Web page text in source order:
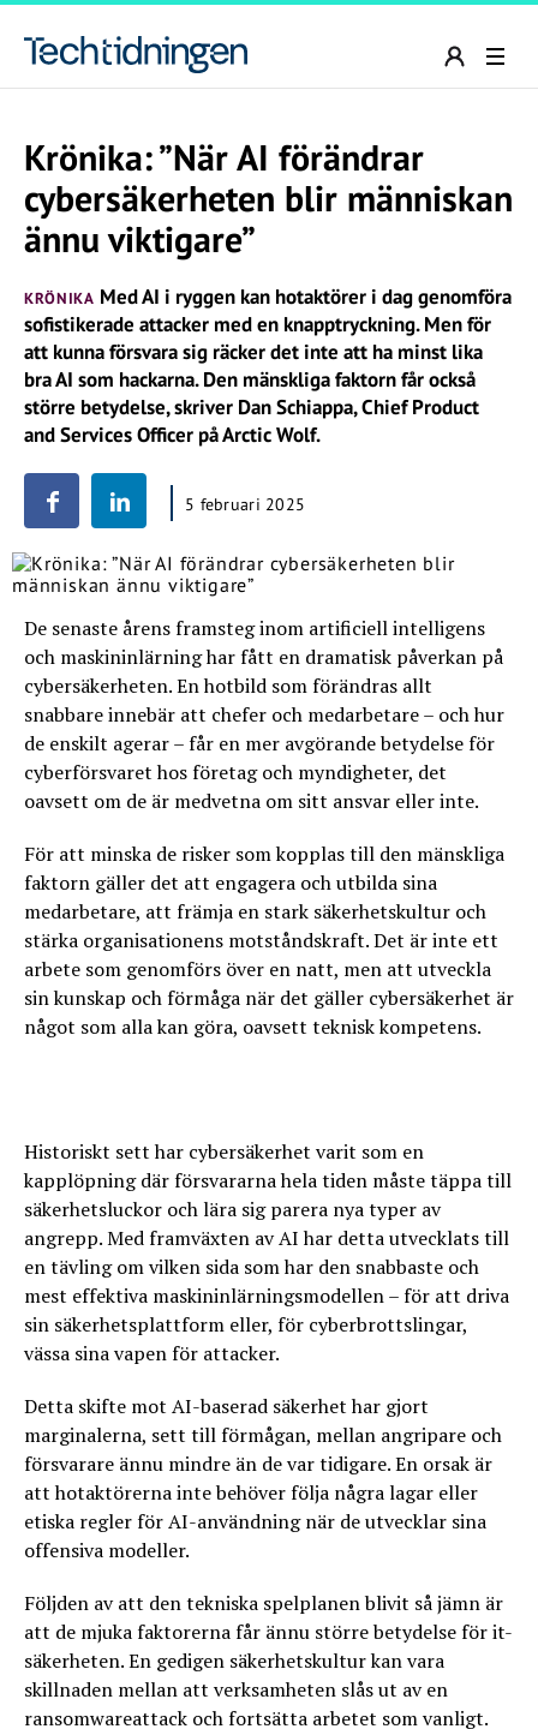
Krönika: ”När AI förändrar
cybersäkerheten blir människan
ännu viktigare”
KRÖNIKA Med AI i ryggen kan hotaktörer i dag genomföra
sofistikerade attacker med en knapptryckning. Men för
att kunna försvara sig räcker det inte att ha minst lika
bra AI som hackarna. Den mänskliga faktorn får också
större betydelse, skriver Dan Schiappa, Chief Product
and Services Officer på Arctic Wolf.
5 februari 2025
De senaste årens framsteg inom artificiell intelligens
och maskininlärning har fått en dramatisk påverkan på
cybersäkerheten. En hotbild som förändras allt
snabbare innebär att chefer och medarbetare – och hur
de enskilt agerar – får en mer avgörande betydelse för
cyberförsvaret hos företag och myndigheter, det
oavsett om de är medvetna om sitt ansvar eller inte.
För att minska de risker som kopplas till den mänskliga
faktorn gäller det att engagera och utbilda sina
medarbetare, att främja en stark säkerhetskultur och
stärka organisationens motståndskraft. Det är inte ett
arbete som genomförs över en natt, men att utveckla
sin kunskap och förmåga när det gäller cybersäkerhet är
något som alla kan göra, oavsett teknisk kompetens.
Historiskt sett har cybersäkerhet varit som en
kapplöpning där försvararna hela tiden måste täppa till
säkerhetsluckor och lära sig parera nya typer av
angrepp. Med framväxten av AI har detta utvecklats till
en tävling om vilken sida som har den snabbaste och
mest effektiva maskininlärningsmodellen – för att driva
sin säkerhetsplattform eller, för cyberbrottslingar,
vässa sina vapen för attacker.
Detta skifte mot AI-baserad säkerhet har gjort
marginalerna, sett till förmågan, mellan angripare och
försvarare ännu mindre än de var tidigare. En orsak är
att hotaktörerna inte behöver följa några lagar eller
etiska regler för AI-användning när de utvecklar sina
offensiva modeller.
Följden av att den tekniska spelplanen blivit så jämn är
att de mjuka faktorerna får ännu större betydelse för it-
säkerheten. En gedigen säkerhetskultur kan vara
skillnaden mellan att verksamheten slås ut av en
ransomwareattack och fortsätta arbetet som vanligt.